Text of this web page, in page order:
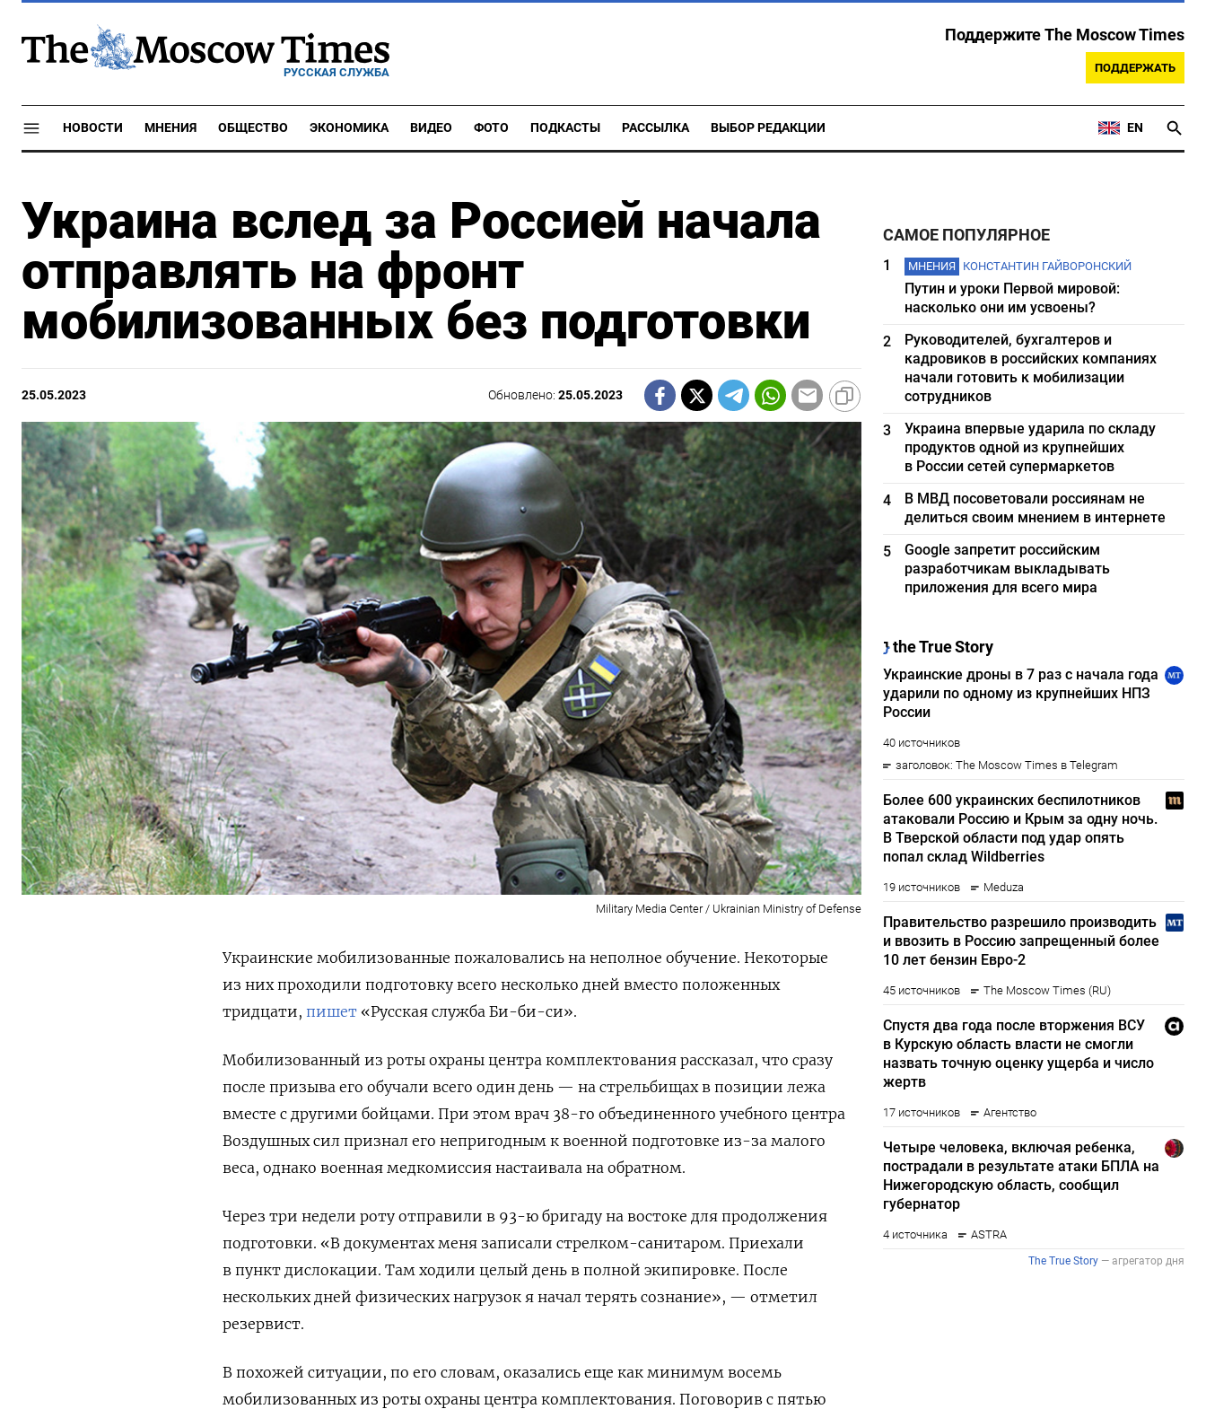
РУССКАЯ СЛУЖБА
Поддержите The Moscow Times
ПОДДЕРЖАТЬ
НОВОСТИ МНЕНИЯ ОБЩЕСТВО ЭКОНОМИКА ВИДЕО ФОТО ПОДКАСТЫ РАССЫЛКА ВЫБОР РЕДАКЦИИ EN
Украина вслед за Россией начала
отправлять на фронт
мобилизованных без подготовки
25.05.2023 Обновлено:25.05.2023
Military Media Center / Ukrainian Ministry of Defense
Украинские мобилизованные пожаловались на неполное обучение. Некоторые
из них проходили подготовку всего несколько дней вместо положенных
тридцати, пишет «Русская служба Би-би-си».
Мобилизованный из роты охраны центра комплектования рассказал, что сразу
после призыва его обучали всего один день — на стрельбищах в позиции лежа
вместе с другими бойцами. При этом врач 38-го объединенного учебного центра
Воздушных сил признал его непригодным к военной подготовке из-за малого
веса, однако военная медкомиссия настаивала на обратном.
Через три недели роту отправили в 93-ю бригаду на востоке для продолжения
подготовки. «В документах меня записали стрелком-санитаром. Приехали
в пункт дислокации. Там ходили целый день в полной экипировке. После
нескольких дней физических нагрузок я начал терять сознание», — отметил
резервист.
В похожей ситуации, по его словам, оказались еще как минимум восемь
мобилизованных из роты охраны центра комплектования. Поговорив с пятью
САМОЕ ПОПУЛЯРНОЕ
1 МНЕНИЯ КОНСТАНТИН ГАЙВОРОНСКИЙ
Путин и уроки Первой мировой:
насколько они им усвоены?
2
Руководителей, бухгалтеров и
кадровиков в российских компаниях
начали готовить к мобилизации
сотрудников
3
Украина впервые ударила по складу
продуктов одной из крупнейших
в России сетей супермаркетов
4
В МВД посоветовали россиянам не
делиться своим мнением в интернете
5
Google запретит российским
разработчикам выкладывать
приложения для всего мира